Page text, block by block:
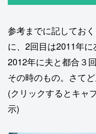
参考までに記してお
に、2回目は2011年
2012年に夫と都合３
その時のもの。さて
(クリックするとキャ
示)